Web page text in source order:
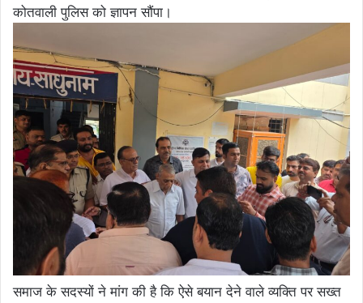
कोतवाली पुलिस को ज्ञापन सौंपा।
समाज के सदस्यों ने मांग की है कि ऐसे बयान देने वाले व्यक्ति पर सख्त